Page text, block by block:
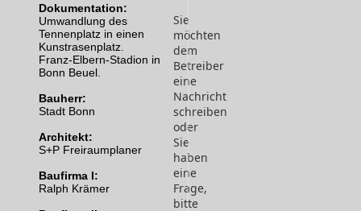
Sie
möchten
dem
Betreiber
eine
Nachricht
schreiben
oder
Sie
haben
eine
Frage,
bitte
Dokumentation:
Umwandlung des
Tennenplatz in einen
Kunstrasenplatz.
Franz-Elbern-Stadion in
Bonn Beuel.
Bauherr:
Stadt Bonn
Architekt:
S+P Freiraumplaner
Baufirma I:
Ralph Krämer